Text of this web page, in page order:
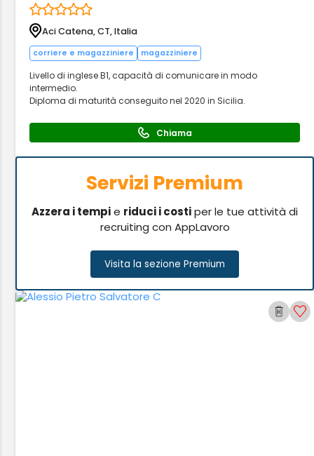
Aci Catena, CT, Italia
corriere e magazziniere magazziniere
Livello di inglese B1, capacità di comunicare in modo
intermedio.
Diploma di maturità conseguito nel 2020 in Sicilia.
Chiama
Servizi Premium
Azzera i tempie riduci i costiper le tue attività di
recruiting con AppLavoro
Visita la sezione Premium